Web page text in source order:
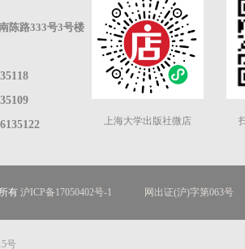
陈路333号3号楼
上海大学出版社微店
有 沪ICP备17050402号-1 网出证(沪)字第063号
号